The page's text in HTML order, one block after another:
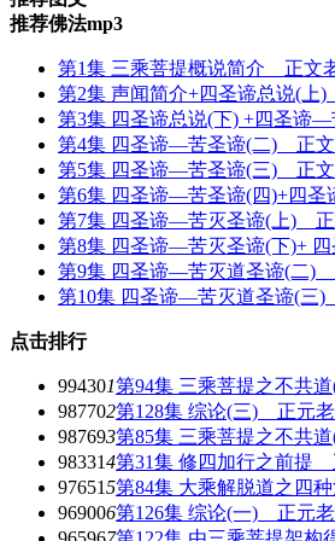
推荐佛法mp3
第1集 三乘菩提概说简介 正文
第2集 声闻简介+四圣谛总说(
第3集 四圣谛总说(下) +四圣谛
第4集 四圣谛—苦圣谛(二) 正
第5集 四圣谛—苦圣谛(三) 正
第6集 四圣谛—苦圣谛(四)+四
第7集 四圣谛—苦灭圣谛(上) 正
第8集 四圣谛—苦灭圣谛(下)+
第9集 四圣谛—苦灭道圣谛(二)
第10集 四圣谛—苦灭道圣谛(三
点击排行
994301第94集 三乘菩提之不共
987702第128集 综论(三) 正元
987693第85集 三乘菩提之不共
983314第31集 修四加行之前提
976515第84集 大乘解脱道之四
969006第126集 综论(一) 正元